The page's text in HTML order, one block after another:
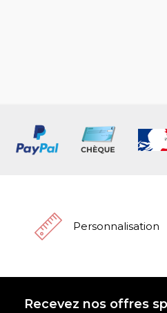
Personnalisation
Recevez nos offres